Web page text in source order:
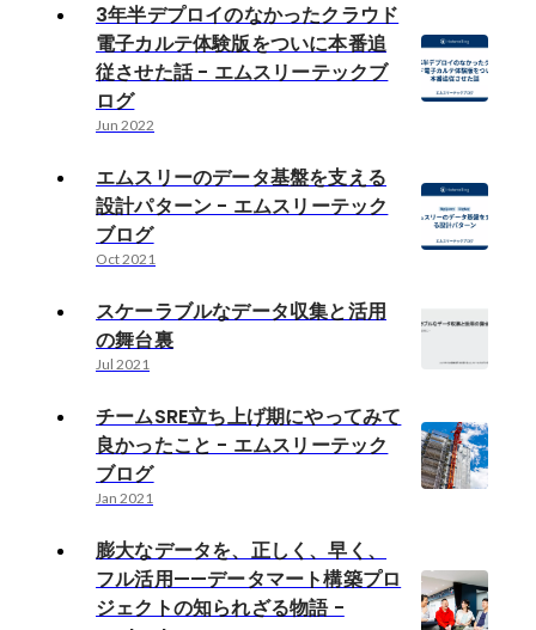
3年半デプロイのなかったクラウド
電子カルテ体験版をついに本番追
従させた話 - エムスリーテックブ
ログ
Jun 2022
エムスリーのデータ基盤を支える
設計パターン - エムスリーテック
ブログ
Oct 2021
スケーラブルなデータ収集と活用
の舞台裏
Jul 2021
チームSRE立ち上げ期にやってみて
良かったこと - エムスリーテック
ブログ
Jan 2021
膨大なデータを、正しく、早く、
フル活用——データマート構築プロ
ジェクトの知られざる物語 -